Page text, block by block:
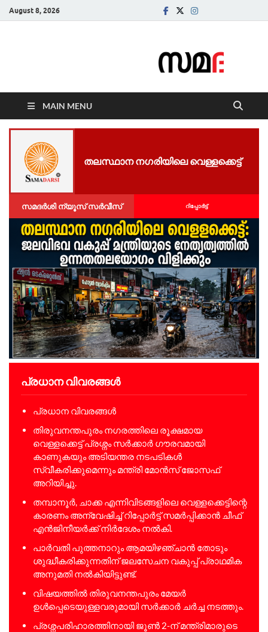
August 8, 2026
MAIN MENU
തലസ്ഥാന നഗരിയിലെ വെള്ളക്കെട്ട്
സമദർശി ന്യൂസ് സർവീസ് റിപ്പോര്‍ട്ട്
പ്രധാന വിവരങ്ങൾ
പ്രധാന വിവരങ്ങൾ
തിരുവനന്തപുരം നഗരത്തിലെ രൂക്ഷമായ
വെള്ളക്കെട്ട് പ്രശ്നം സർക്കാർ ഗൗരവമായി
കാണുകയും അടിയന്തര നടപടികൾ
സ്വീകരിക്കുമെന്നും മന്ത്രി മോൻസ് ജോസഫ്
അറിയിച്ചു.
തമ്പാനൂർ, ചാക്ക എന്നിവിടങ്ങളിലെ വെള്ളക്കെട്ടിന്റെ
കാരണം അന്വേഷിച്ച് റിപ്പോർട്ട് സമർപ്പിക്കാൻ ചീഫ്
എൻജിനീയർക്ക് നിർദേശം നൽകി.
പാർവതി പുത്തനാറും ആമയിഴഞ്ചാൻ തോടും
ശുദ്ധീകരിക്കുന്നതിന് ജലസേചന വകുപ്പ് പ്രാഥമിക
അനുമതി നൽകിയിട്ടുണ്ട്.
വിഷയത്തിൽ തിരുവനന്തപുരം മേയർ
ഉൾപ്പെടെയുള്ളവരുമായി സർക്കാർ ചർച്ച നടത്തും.
പ്രശ്നപരിഹാരത്തിനായി ജൂൺ 2-ന് മന്ത്രിമാരുടെ